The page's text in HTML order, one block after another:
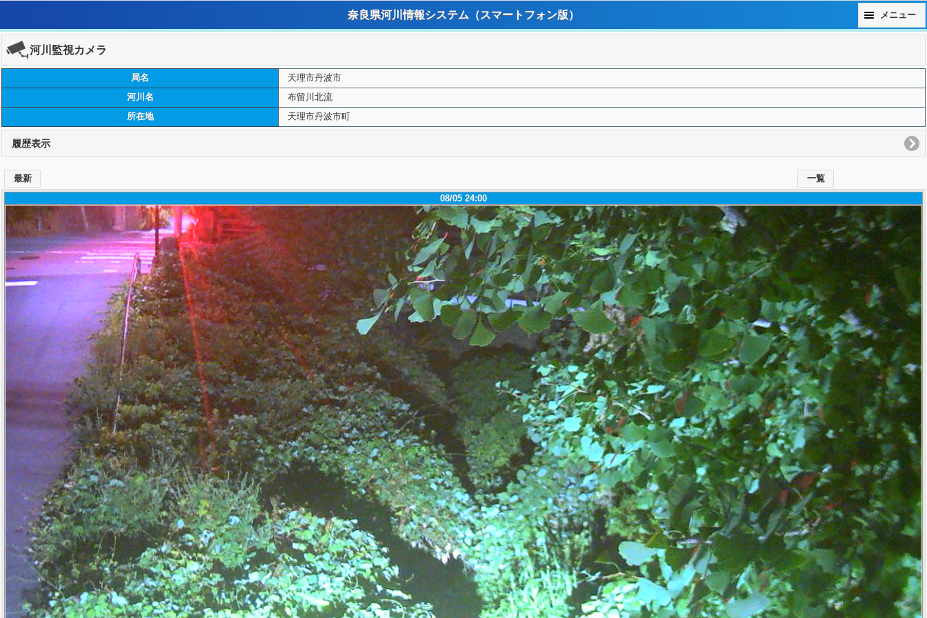
奈良県河川情報システム （スマートフォン版） メニュー
河川監視カメラ
局名
天理市丹波市
河川名
布留川北流
所在地
天理市丹波市町
履歴表示
最新 一覧
08/05 24:00